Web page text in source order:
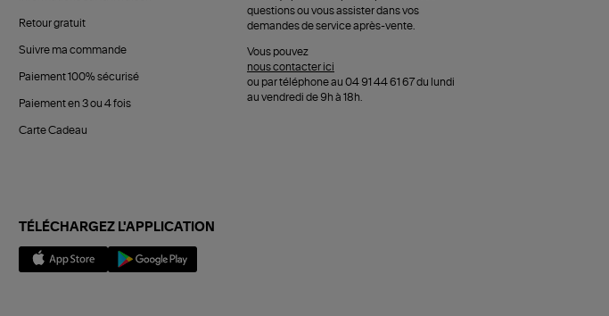
Retour gratuit
Suivre ma commande
Paiement 100% sécurisé
Paiement en 3 ou 4 fois
Carte Cadeau
questions ou vous assister dans vos
demandes de service après-vente.
Vous pouvez
nous contacter ici
ou par téléphone au 04 91 44 61 67 du lundi
au vendredi de 9h à 18h.
TÉLÉCHARGEZ L'APPLICATION